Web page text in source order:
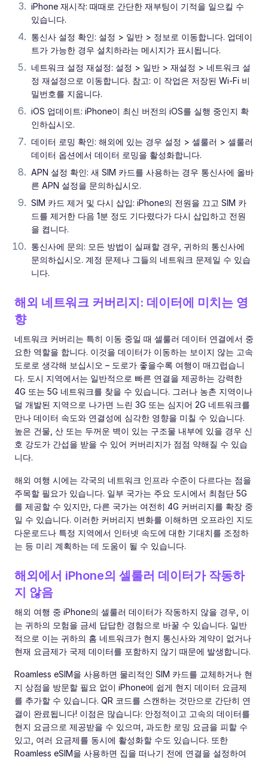
iPhone 재시작: 때때로 간단한 재부팅이 기적을 일으킬 수
있습니다.
통신사 설정 확인: 설정 > 일반 > 정보로 이동합니다. 업데이
트가 가능한 경우 설치하라는 메시지가 표시됩니다.
네트워크 설정 재설정: 설정 > 일반 > 재설정 > 네트워크 설
정 재설정으로 이동합니다. 참고: 이 작업은 저장된 Wi-Fi 비
밀번호를 지웁니다.
iOS 업데이트: iPhone이 최신 버전의 iOS를 실행 중인지 확
인하십시오.
데이터 로밍 확인: 해외에 있는 경우 설정 > 셀룰러 > 셀룰러
데이터 옵션에서 데이터 로밍을 활성화합니다.
APN 설정 확인: 새 SIM 카드를 사용하는 경우 통신사에 올바
른 APN 설정을 문의하십시오.
SIM 카드 제거 및 다시 삽입: iPhone의 전원을 끄고 SIM 카
드를 제거한 다음 1분 정도 기다렸다가 다시 삽입하고 전원
을 켭니다.
통신사에 문의: 모든 방법이 실패할 경우, 귀하의 통신사에
문의하십시오. 계정 문제나 그들의 네트워크 문제일 수 있습
니다.
해외 네트워크 커버리지: 데이터에 미치는 영
향
네트워크 커버리는 특히 이동 중일 때 셀룰러 데이터 연결에서 중
요한 역할을 합니다. 이것을 데이터가 이동하는 보이지 않는 고속
도로로 생각해 보십시오 – 도로가 좋을수록 여행이 매끄럽습니
다. 도시 지역에서는 일반적으로 빠른 연결을 제공하는 강력한
4G 또는 5G 네트워크를 찾을 수 있습니다. 그러나 농촌 지역이나
덜 개발된 지역으로 나가면 느린 3G 또는 심지어 2G 네트워크를
만나 데이터 속도와 연결성에 심각한 영향을 미칠 수 있습니다.
높은 건물, 산 또는 두꺼운 벽이 있는 구조물 내부에 있을 경우 신
호 강도가 간섭을 받을 수 있어 커버리지가 점점 약해질 수 있습
니다.
해외 여행 시에는 각국의 네트워크 인프라 수준이 다르다는 점을
주목할 필요가 있습니다. 일부 국가는 주요 도시에서 최첨단 5G
를 제공할 수 있지만, 다른 국가는 여전히 4G 커버리지를 확장 중
일 수 있습니다. 이러한 커버리지 변화를 이해하면 오프라인 지도
다운로드나 특정 지역에서 인터넷 속도에 대한 기대치를 조정하
는 등 미리 계획하는 데 도움이 될 수 있습니다.
해외에서 iPhone의 셀룰러 데이터가 작동하
지 않음
해외 여행 중 iPhone의 셀룰러 데이터가 작동하지 않을 경우, 이
는 귀하의 모험을 금세 답답한 경험으로 바꿀 수 있습니다. 일반
적으로 이는 귀하의 홈 네트워크가 현지 통신사와 계약이 없거나
현재 요금제가 국제 데이터를 포함하지 않기 때문에 발생합니다.
Roamless eSIM을 사용하면 물리적인 SIM 카드를 교체하거나 현
지 상점을 방문할 필요 없이 iPhone에 쉽게 현지 데이터 요금제
를 추가할 수 있습니다. QR 코드를 스캔하는 것만으로 간단히 연
결이 완료됩니다! 이점은 많습니다: 안정적이고 고속의 데이터를
현지 요금으로 제공받을 수 있으며, 과도한 로밍 요금을 피할 수
있고, 여러 요금제를 동시에 활성화할 수도 있습니다. 또한
Roamless eSIM을 사용하면 집을 떠나기 전에 연결을 설정하여